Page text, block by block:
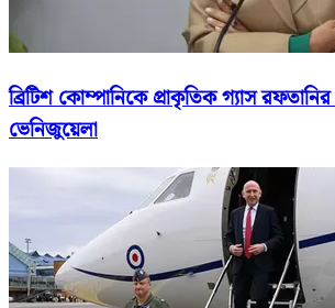
ব্রিটিশ কোম্পানিকে প্রাকৃতিক গ্যাস
ভেনিজুয়েলা